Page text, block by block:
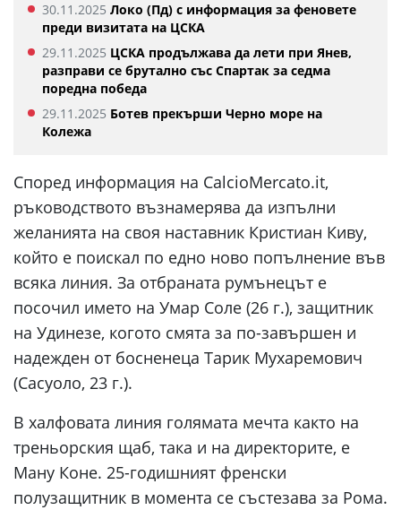
30.11.2025 Локо (Пд) с информация за феновете
преди визитата на ЦСКА
29.11.2025 ЦСКА продължава да лети при Янев,
разправи се брутално със Спартак за седма
поредна победа
29.11.2025 Ботев прекърши Черно море на
Колежа
Според информация на CalcioMercato.it,
ръководството възнамерява да изпълни
желанията на своя наставник Кристиан Киву,
който е поискал по едно ново попълнение във
всяка линия. За отбраната румънецът е
посочил името на Умар Соле (26 г.), защитник
на Удинезе, когото смята за по-завършен и
надежден от босненеца Тарик Мухаремович
(Сасуоло, 23 г.).
В халфовата линия голямата мечта както на
треньорския щаб, така и на директорите, е
Ману Коне. 25-годишният френски
полузащитник в момента се състезава за Рома.